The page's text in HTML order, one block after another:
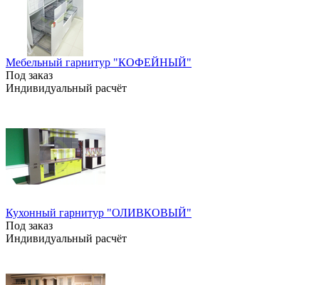
Мебельный гарнитур "КОФЕЙНЫЙ"
Под заказ
Индивидуальный расчёт
Кухонный гарнитур "ОЛИВКОВЫЙ"
Под заказ
Индивидуальный расчёт